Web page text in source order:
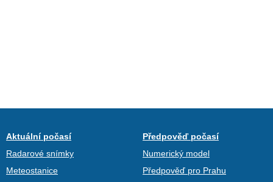
Aktuální počasí
Radarové snímky
Meteostanice
Předpověď počasí
Numerický model
Předpověď pro Prahu